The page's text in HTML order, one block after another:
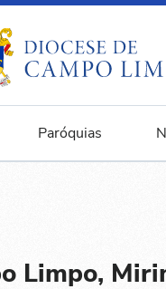
Paróquias
Limpo,